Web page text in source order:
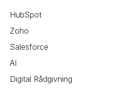
HubSpot
Zoho
Salesforce
AI
Digital Rådgivning